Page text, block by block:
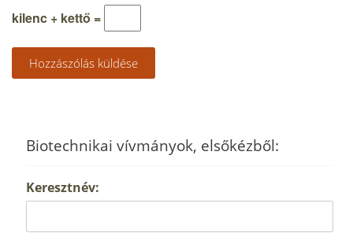
kilenc + kettő =
Biotechnikai vívmányok, elsőkézből:
Keresztnév: